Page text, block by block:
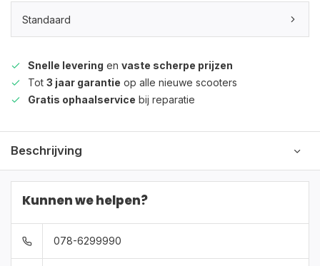
Standaard
Snelle levering en vaste scherpe prijzen
Tot 3 jaar garantie op alle nieuwe scooters
Gratis ophaalservice bij reparatie
Beschrijving
Kunnen we helpen?
078-6299990